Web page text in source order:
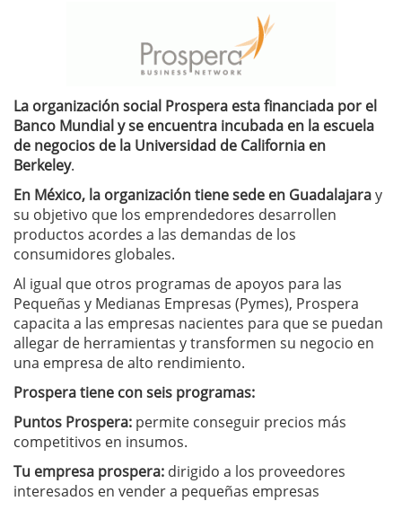
La organización social Prospera esta financiada por el
Banco Mundialy se encuentra incubada en la escuela
de negocios de la Universidad de California en
Berkeley.
En México, la organización tiene sede en Guadalajaray
su objetivo que los emprendedores desarrollen
productos acordes a las demandas de los
consumidores globales.
Al igual que otros programas de apoyos para las
Pequeñas y Medianas Empresas (Pymes), Prospera
capacita a las empresas nacientes para que se puedan
allegar de herramientas y transformen su negocio en
una empresa de alto rendimiento.
Prospera tiene con seis programas:
Puntos Prospera: permite conseguir precios más
competitivos en insumos.
Tu empresa prospera: dirigido a los proveedores
interesados en vender a pequeñas empresas